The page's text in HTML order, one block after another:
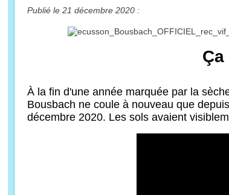
Publié le 21 décembre 2020 :
À la fin d'une année marquée par la
Bousbach ne coule à nouveau que
décembre 2020. Les sols avaient